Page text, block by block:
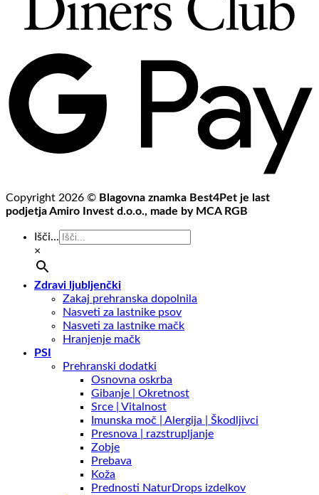
Copyright 2026 © Blagovna znamka Best4Pet je last
podjetja Amiro Invest d.o.o., made by MCA RGB
Išči...
×
Zdravi ljubljenčki
Zakaj prehranska dopolnila
Nasveti za lastnike psov
Nasveti za lastnike mačk
Hranjenje mačk
PSI
Prehranski dodatki
Osnovna oskrba
Gibanje | Okretnost
Srce | Vitalnost
Imunska moč | Alergija | Škodljivci
Presnova | razstrupljanje
Zobje
Prebava
Koža
Prednosti NaturDrops izdelkov